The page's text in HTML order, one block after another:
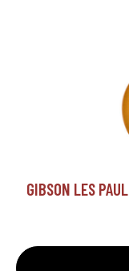
GIBSON LES